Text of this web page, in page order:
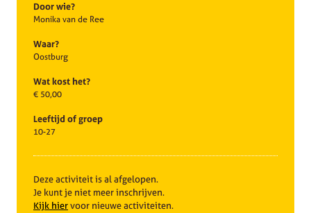
Door wie?
Monika van de Ree
Waar?
Oostburg
Wat kost het?
€ 50,00
Leeftijd of groep
10-27
Deze activiteit is al afgelopen.
Je kunt je niet meer inschrijven.
Kijk hiervoor nieuwe activiteiten.